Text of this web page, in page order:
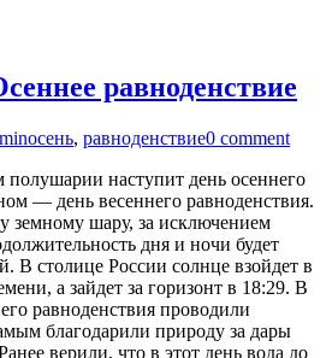
равноденствие
осень, равноденствие0 comment
полушарии наступит день осеннего
— день весеннего равноденствия.
земному шару, за исключением
дня и ночи будет
В столице России солнце взойдет в
а зайдет за горизонт в 18:29. В
равноденствия проводили
благодарили природу за дары
верили, что в этот день вода до